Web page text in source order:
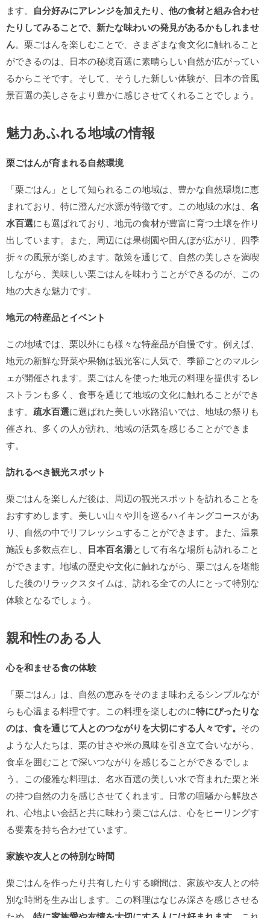
ます。 自分好みにアレンジを加えたり、他の食材と組み合わせ
たりしてみることで、新たな味わいの発見があるかもしれませ
ん。栗ごはんを楽しむことで、さまざまな食文化に触れること
ができるのは、日本の秘境百選に素晴らしい自然が広がってい
るからこそです。そして、そうした新しい体験が、日本の音風
景百選の美しさをより豊かに感じさせてくれることでしょう。
魅力あふれる地域の情報
栗ごはんが育まれる自然環境
「栗ごはん」として知られるこの地域は、豊かな自然環境に恵
まれており、特に澄んだ水源が特徴です。この地域の水は、 名
水百選にも選ばれており、地元の食材が豊富に育つ土壌を作り
出しています。また、周辺には果樹園や田んぼが広がり、四季
折々の風景が楽しめます。散策を通じて、自然の美しさを満喫
しながら、美味しい栗ごはんを味わうことができるのが、この
地の大きな魅力です。
地元の特産品とイベント
この地域では、栗以外にも様々な特産品が自慢です。例えば、
地元の新鮮な野菜や果物は観光客に人気で、季節ごとのマルシ
ェが開催されます。栗ごはんを使った地元の料理を提供するレ
ストランも多く、食事を通じて地域の文化に触れることができ
ます。 疏水百選に選ばれた美しい水路沿いでは、地域の祭りも
催され、多くの人が訪れ、地域の活気を感じることができま
す。
訪れるべき観光スポット
栗ごはんを楽しんだ後は、周辺の観光スポットを訪れることを
おすすめします。美しい山々や川を巡るハイキングコースがあ
り、自然の中でリフレッシュすることができます。また、温泉
施設も多数点在し、 日本百名湯として有名な場所も訪れること
ができます。地域の歴史や文化に触れながら、栗ごはんを堪能
した後のリラックスタイムは、訪れる全ての人にとって特別な
体験となるでしょう。
親和性のある人
心を和ませる食の体験
「栗ごはん」は、自然の恵みをそのまま味わえるシンプルなが
らも心温まる料理です。この料理を楽しむのに特にぴったりな
のは、食を通じて人とのつながりを大切にする人々です。 その
ような人たちは、栗の甘さや米の風味を引き立て合いながら、
食卓を囲むことで深いつながりを感じることができるでしょ
う。この優雅な料理は、名水百選の美しい水で育まれた栗と米
の持つ自然の力を感じさせてくれます。日常の喧騒から解放さ
れ、心地よい会話と共に味わう栗ごはんは、心をヒーリングす
る要素を持ち合わせています。
家族や友人との特別な時間
栗ごはんを作ったり共有したりする瞬間は、家族や友人との特
別な時間を生み出します。この料理はなじみ深さを感じさせる